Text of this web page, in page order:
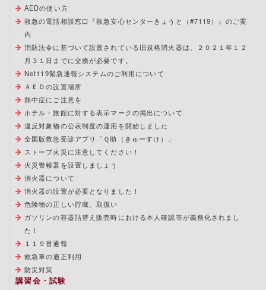
AEDの使い方
救急の電話相談窓口『救急安心センターきょうと（#7119）』のご案
内
消防法令に基づいて設置されている旧規格消火器は、２０２１年１２
月３１日までに交換が必要です。
Net119緊急通報システムのご利用について
ＡＥＤの設置場所
熱中症にご注意を
ホテル・旅館に対する表示マークの掲出について
違反対象物の公表制度の運用を開始しました
全国版救急受診アプリ「Ｑ助（きゅーすけ）」
ストーブ火災に注意してください！
火災警報器を設置しましょう
消火器について
消火器の設置が必要となりました！
危険物の正しい貯蔵、取扱い
ガソリンの容器詰替え販売時における本人確認等が義務化されまし
た！
１１９番通報
救急車の適正利用
防災対策
講習会・試験